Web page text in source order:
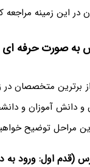
در این زمینه مراجعه
به صورت حرفه ای
برترین متخصصان
و دانش آموزان و
مراحل توضیح
(قدم اول: ورود